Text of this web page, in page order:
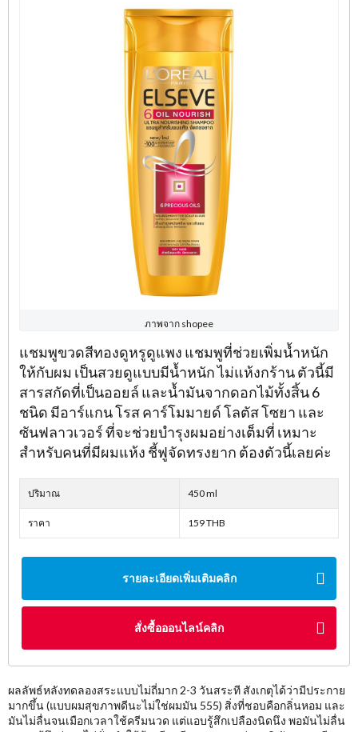
ภาพจาก shopee
แชมพูขวดสีทองดูหรูดูแพง แชมพูที่ช่วยเพิ่มน้ำหนัก
ให้กับผม เป็นสวยดูแบบมีน้ำหนัก ไม่แห้งกร้าน ตัวนี้มี
สารสกัดที่เป็นออยล์ และน้ำมันจากดอกไม้ทั้งสิ้น 6
ชนิด มีอาร์แกน โรส คาร์โมมายด์ โลตัส โซยา และ
ซันฟลาวเวอร์ ที่จะช่วยบำรุงผมอย่างเต็มที่ เหมาะ
สำหรับคนที่มีผมแห้ง ชี้ฟูจัดทรงยาก ต้องตัวนี้เลยค่ะ
ปริมาณ 450 ml
ราคา 159 THB
รายละเอียดเพิ่มเติมคลิก
สั่งซื้อออนไลน์คลิก
ผลลัพธ์หลังทดลองสระแบบไม่ถี่มาก 2-3 วันสระที สังเกตุได้ว่ามีประกาย
มากขึ้น (แบบผมสุขภาพดีนะไม่ใช่ผมมัน 555) สิ่งที่ชอบคือกลิ่นหอม และ
มันไม่ลื่นจนเมือกเวลาใช้ครีมนวด แต่แอบรู้สึกเปลืองนิดนึง พอมันไม่ลื่น